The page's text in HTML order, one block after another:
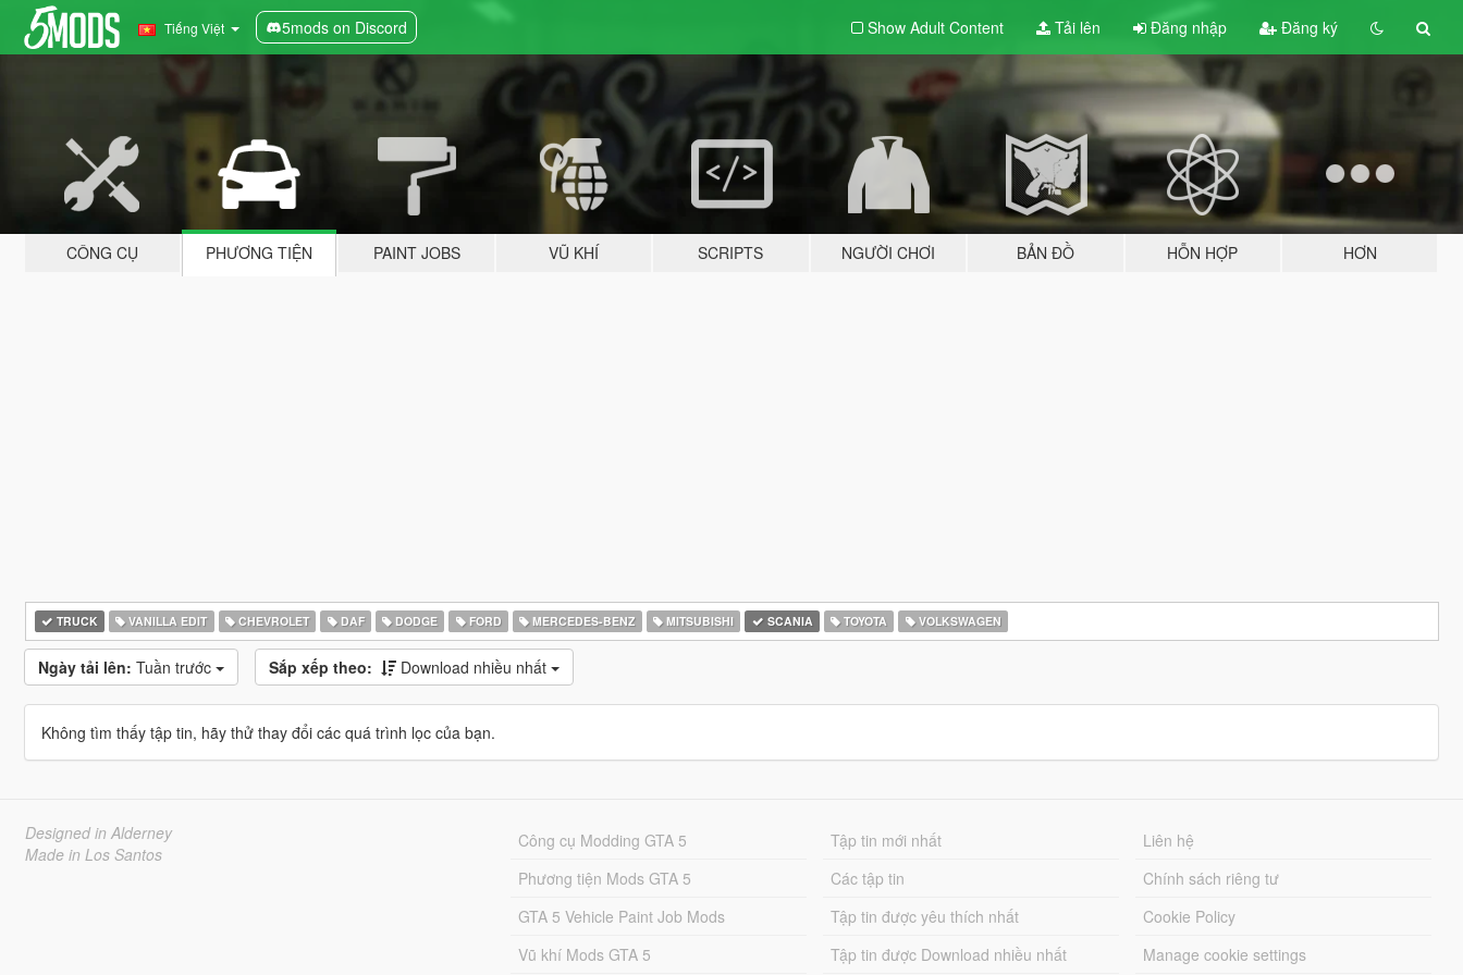
Tiếng Việt 5mods on Discord Show Adult Content Tải lên Đăng nhập Đăng ký
CÔNG CỤ PHƯƠNG TIỆN PAINT JOBS VŨ KHÍ SCRIPTS NGƯỜI CHƠI BẢN ĐỒ HỖN HỢP HƠN
TRUCK VANILLA EDIT CHEVROLET DAF DODGE FORD MERCEDES-BENZ MITSUBISHI SCANIA TOYOTA VOLKSWAGEN
Ngày tải lên: Tuần trước Sắp xếp theo: Download nhiều nhất
Không tìm thấy tập tin, hãy thử thay đổi các quá trình lọc của bạn.
Designed in Alderney
Made in Los Santos
Công cụ Modding GTA 5
Phương tiện Mods GTA 5
GTA 5 Vehicle Paint Job Mods
Vũ khí Mods GTA 5
Tập tin mới nhất
Các tập tin
Tập tin được yêu thích nhất
Tập tin được Download nhiều nhất
Liên hệ
Chính sách riêng tư
Cookie Policy
Manage cookie settings